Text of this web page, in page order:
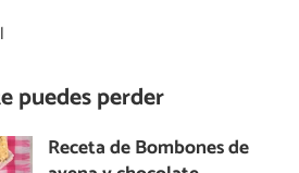
puedes perder
Receta de Bombones de